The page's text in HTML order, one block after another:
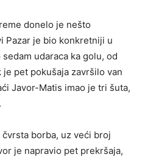
donelo je nešto
Pazar je bio konkretniji u
udaraca ka golu, od
pet pokušaja završilo van
Javor-Matis imao je tri šuta,
borba, uz veći broj
je napravio pet prekršaja,